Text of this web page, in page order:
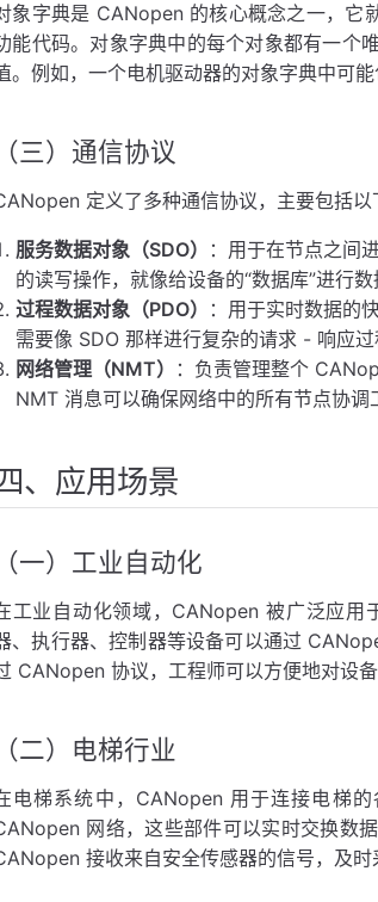
象字典是 CANopen 的核心概念之一，它
能代码。对象字典中的每个对象都有一个
。例如，一个电机驱动器的对象字典中可
（三）通信协议
定义了多种通信协议，主要包括以
服务数据对象（SDO）
：用于在节点之间
的读写操作，就像给设备的“数据库”进行数
过程数据对象（PDO）
：用于实时数据的
需要像 SDO 那样进行复杂的请求 - 响应
网络管理（NMT）
：负责管理整个
NMT 消息可以确保网络中的所有节点协调
、应用场景
（一）工业自动化
工业自动化领域，CANopen 被广泛应用
、执行器、控制器等设备可以通过
CANopen 协议，工程师可以方便地对设
（二）电梯行业
电梯系统中，CANopen 用于连接电梯
网络，这些部件可以实时交换数
接收来自安全传感器的信号，及时